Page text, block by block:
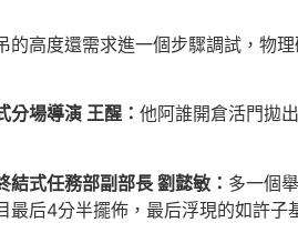
高度還需求進一個步驟調試，物理
分場導演 王醒： 他阿誰開倉活門拋
結式任務部副部長 劉懿敏： 多一個
最后4分半擺佈，最后浮現的如許子